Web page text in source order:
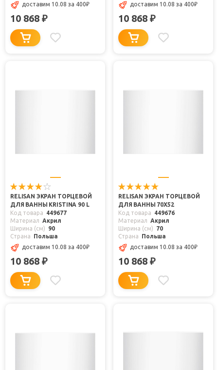
доставим 10.08 за 400₽
10 868 ₽
доставим 10.08 за 400₽
10 868 ₽
RELISAN ЭКРАН ТОРЦЕВОЙ
ДЛЯ ВАННЫ KRISTINA 90 L
Код товара
449677
Материал
Акрил
Ширина (см)
90
Страна
Польша
доставим 10.08 за 400₽
10 868 ₽
RELISAN ЭКРАН ТОРЦЕВОЙ
ДЛЯ ВАННЫ 70X52
Код товара
449676
Материал
Акрил
Ширина (см)
70
Страна
Польша
доставим 10.08 за 400₽
10 868 ₽